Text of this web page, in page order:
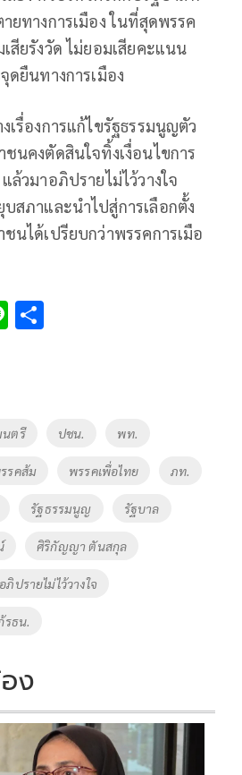
ยทางการเมือง ในที่สุดพรรค
สียรังวัด ไม่ยอมเสียคะแนน
ดยืนทางการเมือง
เรื่องการแก้ไขรัฐธรรมนูญตัว
นคงตัดสินใจทิ้งเงื่อนไขการ
ล้วมาอภิปรายไม่ไว้วางใจ
สภาและนำไปสู่การเลือกตั้ง
นได้เปรียบกว่าพรรคการเมือ
Li
นตรี ปชน. พท.
รคส้ม พรรคเพื่อไทย ภท.
รัฐธรรมนูญ รัฐบาล
ศิริกัญญา ตันสกุล
อภิปรายไม่ไว้วางใจ
รธน.
ง